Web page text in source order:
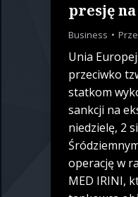
presję
Business
Unia
przeciwko
statkom
sankcji na
niedzielę, 2
operację w
MED IRINI,